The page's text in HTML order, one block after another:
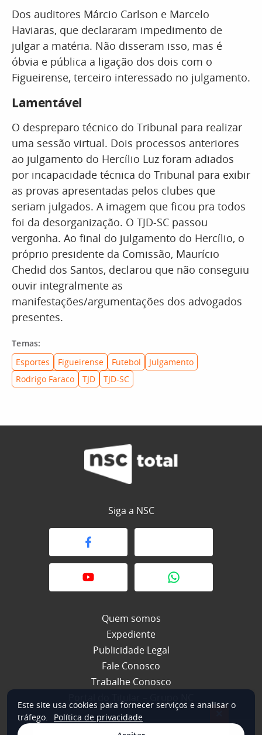
Dos auditores Márcio Carlson e Marcelo
Haviaras, que declararam impedimento de
julgar a matéria. Não disseram isso, mas é
óbvia e pública a ligação dos dois com o
Figueirense, terceiro interessado no julgamento.
Lamentável
O despreparo técnico do Tribunal para realizar
uma sessão virtual. Dois processos anteriores
ao julgamento do Hercílio Luz foram adiados
por incapacidade técnica do Tribunal para exibir
as provas apresentadas pelos clubes que
seriam julgados. A imagem que ficou pra todos
foi da desorganização. O TJD-SC passou
vergonha. Ao final do julgamento do Hercílio, o
próprio presidente da Comissão, Maurício
Chedid dos Santos, declarou que não conseguiu
ouvir integralmente as
manifestações/argumentações dos advogados
presentes.
Temas:
Esportes
Figueirense Futebol
Julgamento
Rodrigo Faraco
TJD TJD-SC
Siga a NSC
Quem somos
Expediente
Publicidade Legal
Fale Conosco
Trabalhe Conosco
Este site usa cookies para fornecer serviços e analisar o
tráfego.
Política de privacidade